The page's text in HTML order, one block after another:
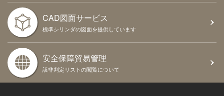
CAD図面サービス
標準シリンダの図面を提供しています
安全保障貿易管理
該非判定リストの閲覧について